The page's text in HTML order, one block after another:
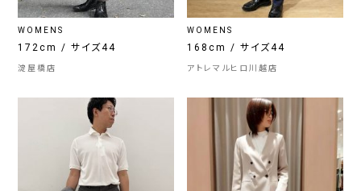
WOMENS
172cm / サイズ44
淀屋橋店
WOMENS
168cm / サイズ44
アトレマルヒロ川越店